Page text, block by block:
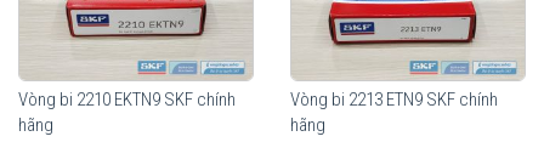
Vòng bi 2210 EKTN9 SKF chính
hãng
Vòng bi 2213 ETN9 SKF chính
hãng